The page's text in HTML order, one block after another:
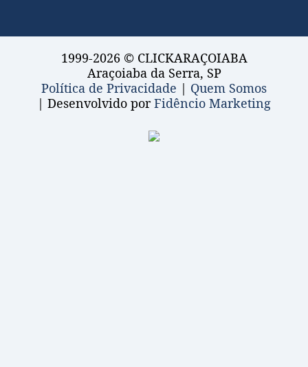
1999-2026 © CLICKARAÇOIABA
Araçoiaba da Serra, SP
Política de Privacidade | Quem Somos
| Desenvolvido porFidêncio Marketing